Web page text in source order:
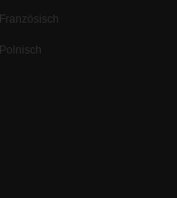
Französisch
Polnisch